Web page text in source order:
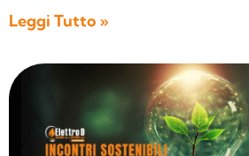
Leggi Tutto »